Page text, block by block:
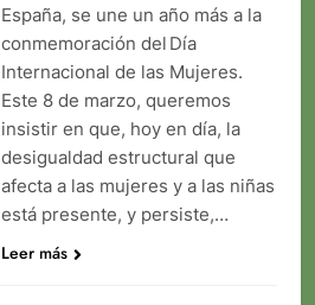
España, se une un año más a la
conmemoración del Día
Internacional de las Mujeres.
Este 8 de marzo, queremos
insistir en que, hoy en día, la
desigualdad estructural que
afecta a las mujeres y a las niñas
está presente, y persiste,…
Leer más